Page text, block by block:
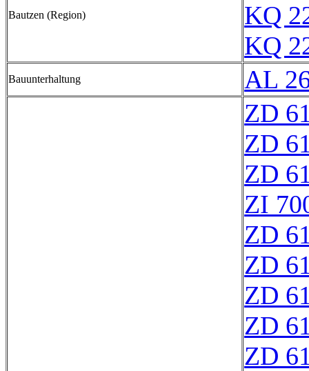
Bautzen (Region)
KQ
KQ
Bauunterhaltung
AL
ZD
ZD
ZD
ZI
ZD
ZD
ZD
ZD
ZD